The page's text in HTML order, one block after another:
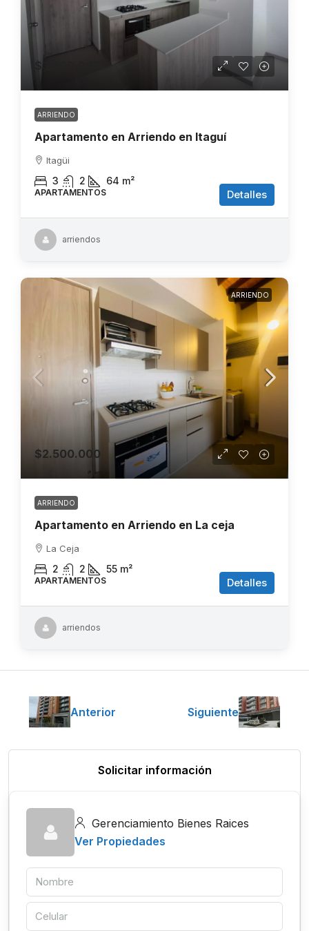
$3.200.000
ARRIENDO
Apartamento en Arriendo en Itaguí
Itagüi
3 2 64 m²
APARTAMENTOS Detalles
arriendos
ARRIENDO
$2.500.000
ARRIENDO
Apartamento en Arriendo en La ceja
La Ceja
2 2 55 m²
APARTAMENTOS Detalles
arriendos
Anterior Siguiente
Solicitar información
Gerenciamiento Bienes Raices
Ver Propiedades